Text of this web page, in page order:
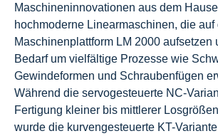
Maschineninnovationen aus dem
hochmoderne Linearmaschinen, die auf
Maschinenplattform LM 2000 aufsetzen
Bedarf um vielfältige Prozesse wie
Gewindeformen und Schraubenfügen
Während die servogesteuerte NC-
Fertigung kleiner bis mittlerer
wurde die kurvengesteuerte KT-